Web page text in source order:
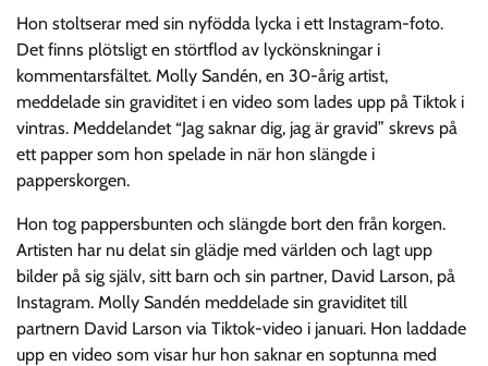
Hon stoltserar med sin nyfödda lycka i ett Instagram-foto.
Det finns plötsligt en störtflod av lyckönskningar i
kommentarsfältet. Molly Sandén, en 30-årig artist,
meddelade sin graviditet i en video som lades upp på Tiktok i
vintras. Meddelandet “Jag saknar dig, jag är gravid” skrevs på
ett papper som hon spelade in när hon slängde i
papperskorgen.
Hon tog pappersbunten och slängde bort den från korgen.
Artisten har nu delat sin glädje med världen och lagt upp
bilder på sig själv, sitt barn och sin partner, David Larson, på
Instagram. Molly Sandén meddelade sin graviditet till
partnern David Larson via Tiktok-video i januari. Hon laddade
upp en video som visar hur hon saknar en soptunna med